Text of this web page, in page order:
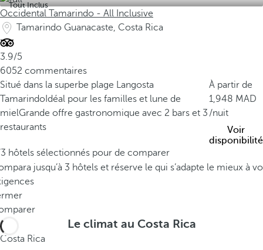
Tout Inclus
Occidental Tamarindo - All Inclusive
Tamarindo Guanacaste, Costa Rica
3.9/5
6052 commentaires
Situé dans la superbe plage Langosta
Tamarindo Idéal pour les familles et lune de
mielGrande offre gastronomique avec 2 bars et 3
restaurants
À partir de
1,948
/nuit
Voir
disponibilité
hôtels sélectionnés pour de comparer
jusqu’à 3 hôtels et réserve le qui s’adapte le mieux à
Le climat au Costa Rica
Costa Rica
t
e
r
r
e
r
i